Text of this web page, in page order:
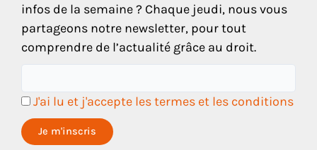
Articles sur le même
thème
infos de la semaine ? Chaque jeudi, nous vous
partageons notre newsletter, pour tout
comprendre de l’actualité grâce au droit.
J'ai lu et j'accepte les termes et les conditions